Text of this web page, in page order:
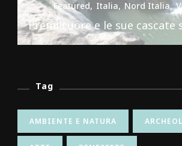
Featured Italia Nord Italia
Premilcuore e le sue cascate
Tag
AMBIENTE E NATURA